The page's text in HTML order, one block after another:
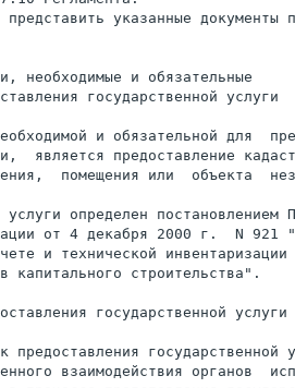
представить указанные документы
необходимые и обязательные
государственной услуги
и обязательной для
является предоставление
помещения или  объекта
услуги определен постановлением
от 4 декабря 2000 г.  N 921
и технической
капитального строительства".
государственной услуги
предоставления государственной
взаимодействия органов